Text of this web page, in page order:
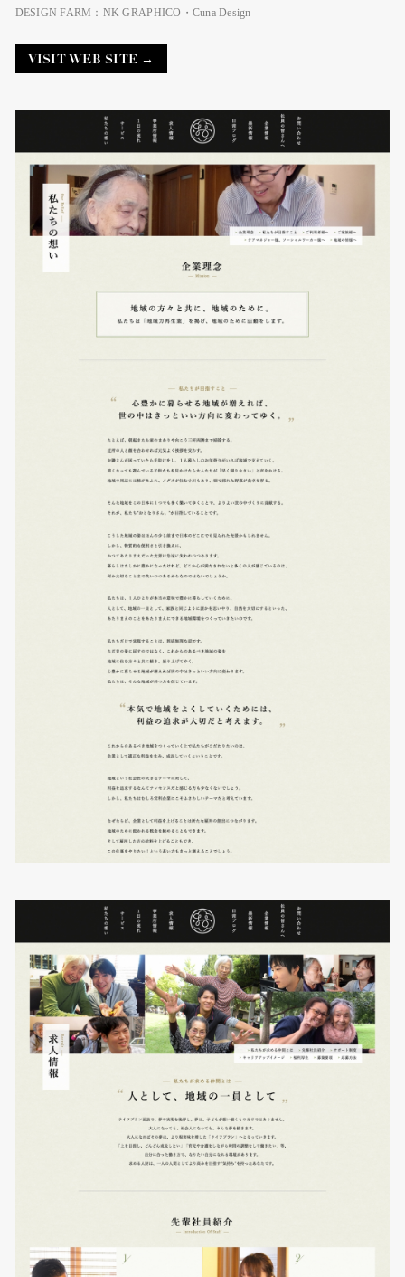
DESIGN FARM：NK GRAPHICO・Cuna Design
VISIT WEB SITE →